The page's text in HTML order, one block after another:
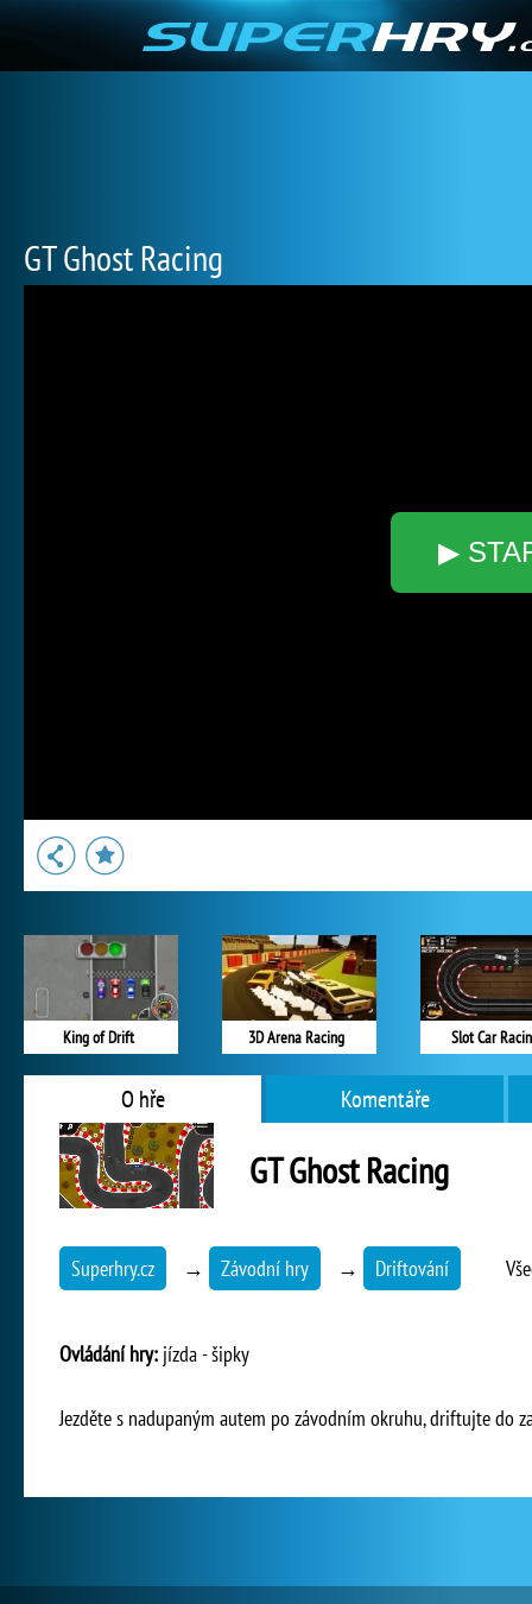
GT Ghost Racing
▶
King of Drift 3D Arena Racing Slot Car
O hře Komentáře
GT Ghost Racing
Superhry.cz → Závodní hry → Driftování
Ovládání hry: jízda - šipky
Jezděte s nadupaným autem po závodním okruhu, driftujte do